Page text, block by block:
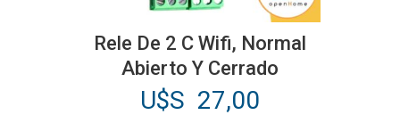
Rele De 2 C Wifi, Normal
Abierto Y Cerrado
U$S 27,00